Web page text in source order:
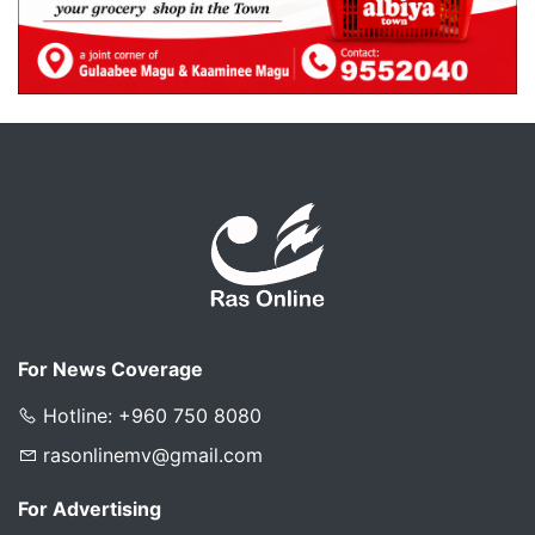
For News Coverage
Hotline: +960 750 8080
rasonlinemv@gmail.com
For Advertising